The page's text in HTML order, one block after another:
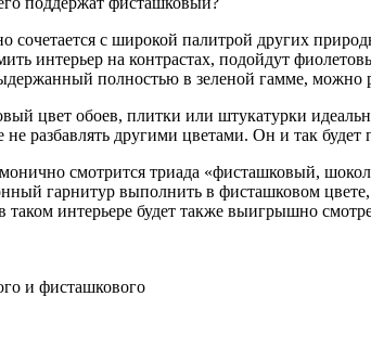
сочетается с широкой палитрой других
интерьер на контрастах, подойдут
полностью в зеленой гамме, можно
цвет обоев, плитки или штукатурки
разбавлять другими цветами. Он и так будет
смотрится триада «фисташковый,
гарнитур выполнить в фисташковом
таком интерьере будет также выигрышно
и фисташкового